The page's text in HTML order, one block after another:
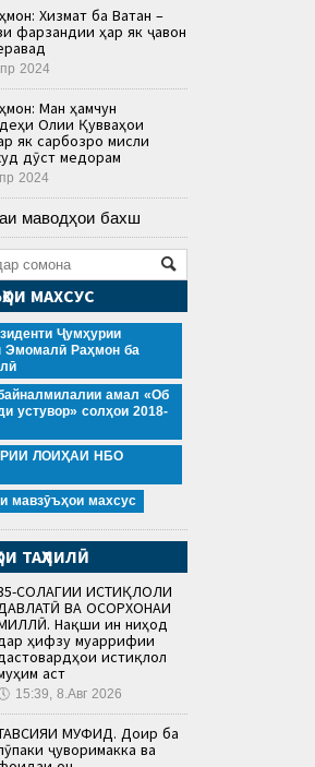
Хизмат ба Ватан –
фарзандии ҳар як ҷавон
2024
Ман ҳамчун
Олии Қувваҳои
як сарбозро мисли
дӯст медорам
2024
маводҳои бахш
МАХСУС
Ҷумҳурии
Эмомалӣ Раҳмон ба
амал «Об
устувор» солҳои 2018-
ЛОИҲАИ НБО
мавзӯъҳои махсус
ТАҲЛИЛӢ
СОЛАГИИ ИСТИҚЛОЛИ
ВА ОСОРХОНАИ
Нақши ин ниҳод
ҳифзу муаррифии
истиқлол
аст
15:39, 8.Авг 2026
МУФИД. Доир ба
ҷуворимакка ва